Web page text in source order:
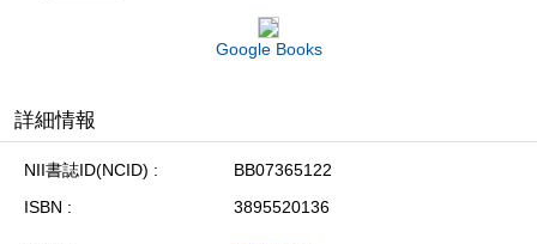
Google Books
詳細情報
NII書誌ID(NCID)
BB07365122
ISBN
3895520136